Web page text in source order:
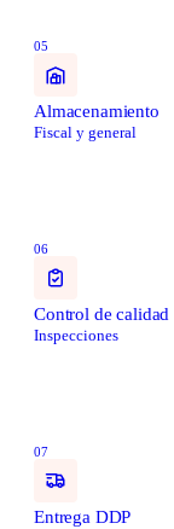
05
Almacenamiento
Fiscal y general
06
Control de calidad
Inspecciones
07
Entrega DDP